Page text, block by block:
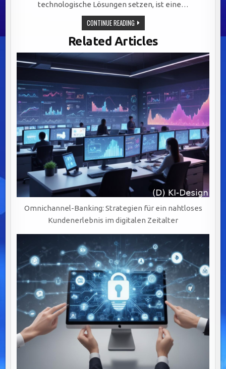
technologische Lösungen setzen, ist eine…
CONTINUE READINGERFOLGREICHE
DATENMIGRATION
IM
FINANZSEKTOR:
STRATEGIEN
UND
HERAUSFORDERUNGEN
MEISTERN
Related Articles
Omnichannel-Banking: Strategien für ein nahtloses
Kundenerlebnis im digitalen Zeitalter